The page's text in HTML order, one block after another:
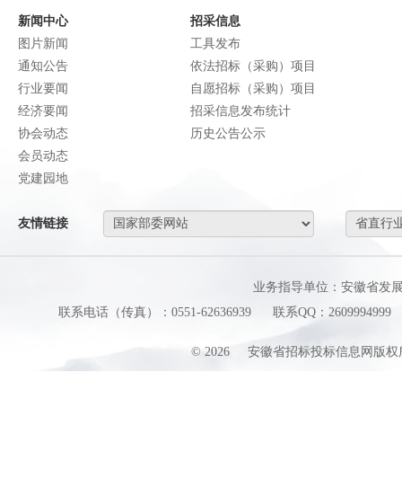
新闻中心
图片新闻
通知公告
行业要闻
经济要闻
协会动态
会员动态
党建园地
招采信息
工具发布
依法招标（采购）项目
自愿招标（采购）项目
招采信息发布统计
历史公告公示
友情链接
业务指导单位：安徽省发
联系电话（传真）：0551-62636939
联系QQ：2609994999
© 2026 安徽省招标投标信息网版